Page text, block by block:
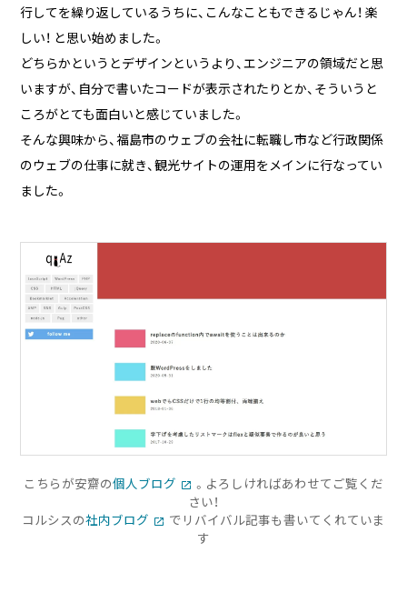
行してを繰り返しているうちに、こんなこともできるじゃん！ 楽
しい！ と思い始めました。
どちらかというとデザインというより、エンジニアの領域だと思
いますが、自分で書いたコードが表示されたりとか、そういうと
ころがとても面白いと感じていました。
そんな興味から、福島市のウェブの会社に転職し市など行政関係
のウェブの仕事に就き、観光サイトの運用をメインに行なってい
ました。
こちらが安齋の個人ブログ
。よろしければあわせてご覧くだ
さい！
コルシスの社内ブログ
でリバイバル記事も書いてくれていま
す